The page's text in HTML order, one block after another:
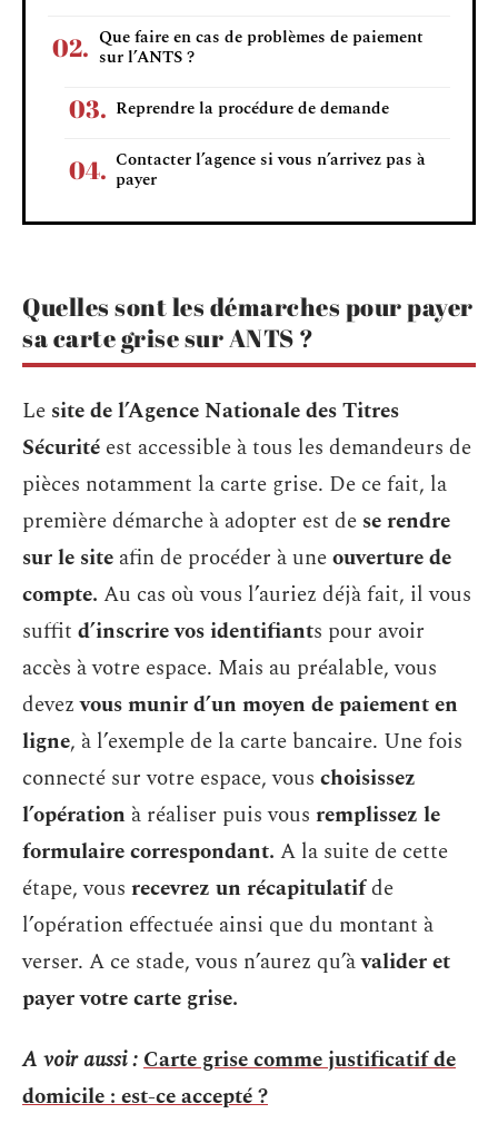
Que faire en cas de problèmes de paiement
sur l’ANTS ?
Reprendre la procédure de demande
Contacter l’agence si vous n’arrivez pas à
payer
Quelles sont les démarches pour payer
sa carte grise sur ANTS ?
Le site de l’Agence Nationale des Titres
Sécurité est accessible à tous les demandeurs de
pièces notamment la carte grise. De ce fait, la
première démarche à adopter est de se rendre
sur le site afin de procéder à uneouverture de
compte. Au cas où vous l’auriez déjà fait, il vous
suffit d’inscrire vos identifiants pour avoir
accès à votre espace. Mais au préalable, vous
devezvous munir d’un moyen de paiement en
ligne, à l’exemple de la carte bancaire. Une fois
connecté sur votre espace, vous choisissez
l’opération à réaliser puis vous remplissez le
formulaire correspondant. A la suite de cette
étape, vous recevrez un récapitulatifde
l’opération effectuée ainsi que du montant à
verser. A ce stade, vous n’aurez qu’àvalider et
payer votre carte grise.
A voir aussi :Carte grise comme justificatif de
domicile : est-ce accepté ?